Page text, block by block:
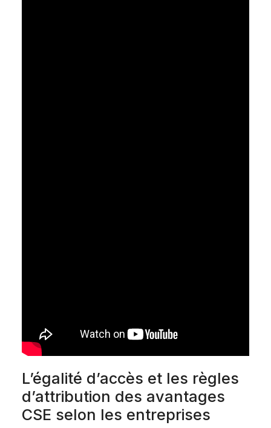
L’égalité d’accès et les règles
d’attribution des avantages
CSE selon les entreprises